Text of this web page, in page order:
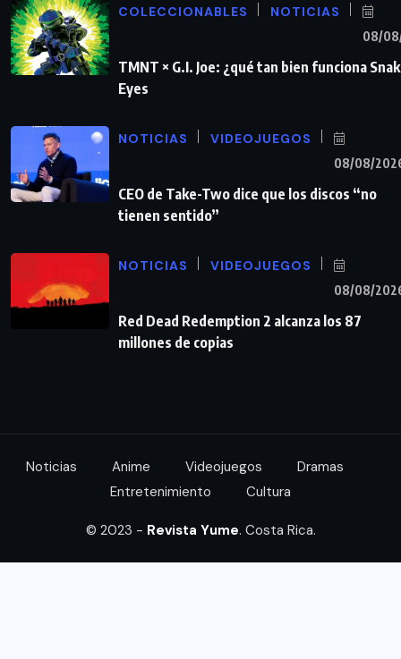
COLECCIONABLES NOTICIAS
08/
TMNT × G.I. Joe: ¿qué tan bien funciona
Eyes
NOTICIAS VIDEOJUEGOS
08/08/
CEO de Take-Two dice que los discos “no
tienen sentido”
NOTICIAS VIDEOJUEGOS
08/08/
Red Dead Redemption 2 alcanza los 87
millones de copias
Noticias Anime Videojuegos
Dramas
Entretenimiento
Cultura
© 2023 - Revista Yume. Costa Rica.